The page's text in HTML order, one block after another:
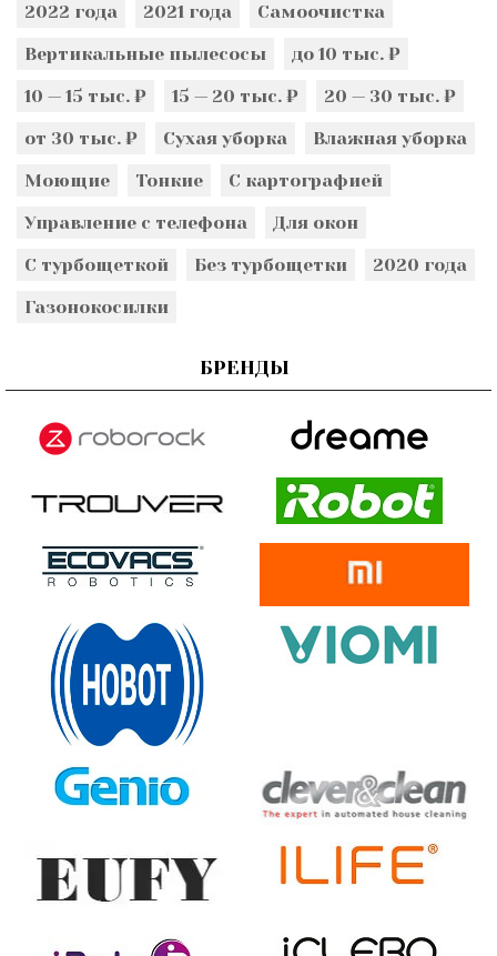
2022 года
2021 года
Самоочистка
Вертикальные пылесосы
до 10 тыс. ₽
10 — 15 тыс. ₽
15 — 20 тыс. ₽
20 — 30 тыс. ₽
от 30 тыс. ₽
Сухая уборка
Влажная уборка
Моющие
Тонкие
С картографией
Управление с телефона
Для окон
С турбощеткой
Без турбощетки
2020 года
Газонокосилки
БРЕНДЫ